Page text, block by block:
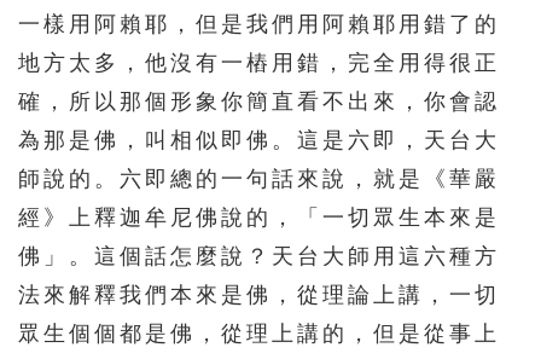
576 577 578 579 580
581 582 583 584 585
586 587 588 589 590
596 597 598 599 600
602 603 604 605
606 607 608 609 610
611 612 613 614 615
一樣用阿賴耶，但是我們用阿賴耶用錯了的
地方太多，他沒有一樁用錯，完全用得很正
確，所以那個形象你簡直看不出來，你會認
為那是佛，叫相似即佛。這是六即，天台大
師說的。六即總的一句話來說，就是《華嚴
經》上釋迦牟尼佛說的，「一切眾生本來是
佛」。這個話怎麼說？天台大師用這六種方
法來解釋我們本來是佛，從理論上講，一切
眾生個個都是佛，從理上講的，但是從事上